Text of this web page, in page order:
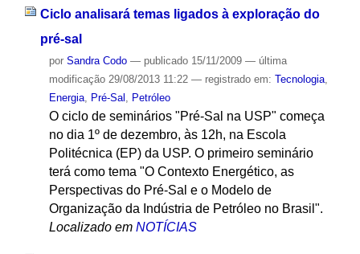
Ciclo analisará temas ligados à exploração do
pré-sal
por Sandra Codo — publicado15/11/2009 — última
modificação29/08/2013 11:22 — registrado em: Tecnologia,
Energia, Pré-Sal , Petróleo
O ciclo de seminários "Pré-Sal na USP" começa
no dia 1º de dezembro, às 12h, na Escola
Politécnica (EP) da USP. O primeiro seminário
terá como tema "O Contexto Energético, as
Perspectivas do Pré-Sal e o Modelo de
Organização da Indústria de Petróleo no Brasil".
Localizado em NOTÍCIAS